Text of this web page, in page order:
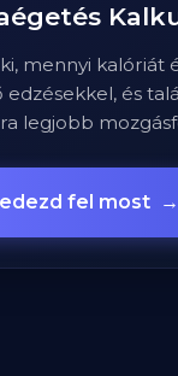
mennyi kalóriát
edzésekkel, és
legjobb
fel most →